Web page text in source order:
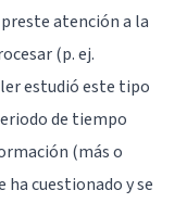
atención a la
(p. ej.
estudió este tipo
de tiempo
(más o
ha cuestionado y se